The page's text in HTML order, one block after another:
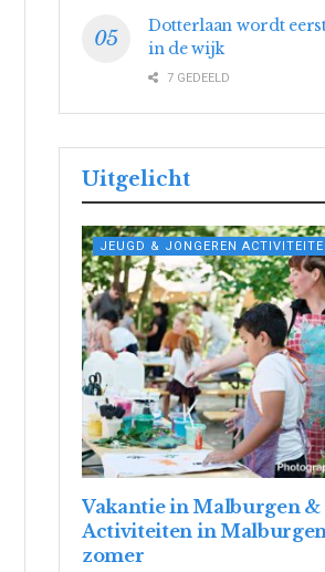
Dotterlaan wordt
in de wijk
7 GEDEELD
Uitgelicht
JEUGD & JONGEREN
Vakantie in Malburgen &
Activiteiten in
zomer